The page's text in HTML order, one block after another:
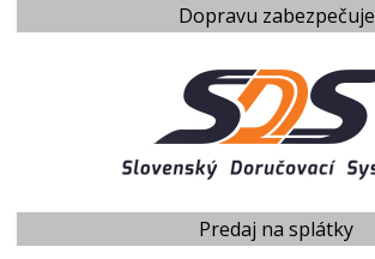
Dopravu zabezpečuje
Predaj na splátky